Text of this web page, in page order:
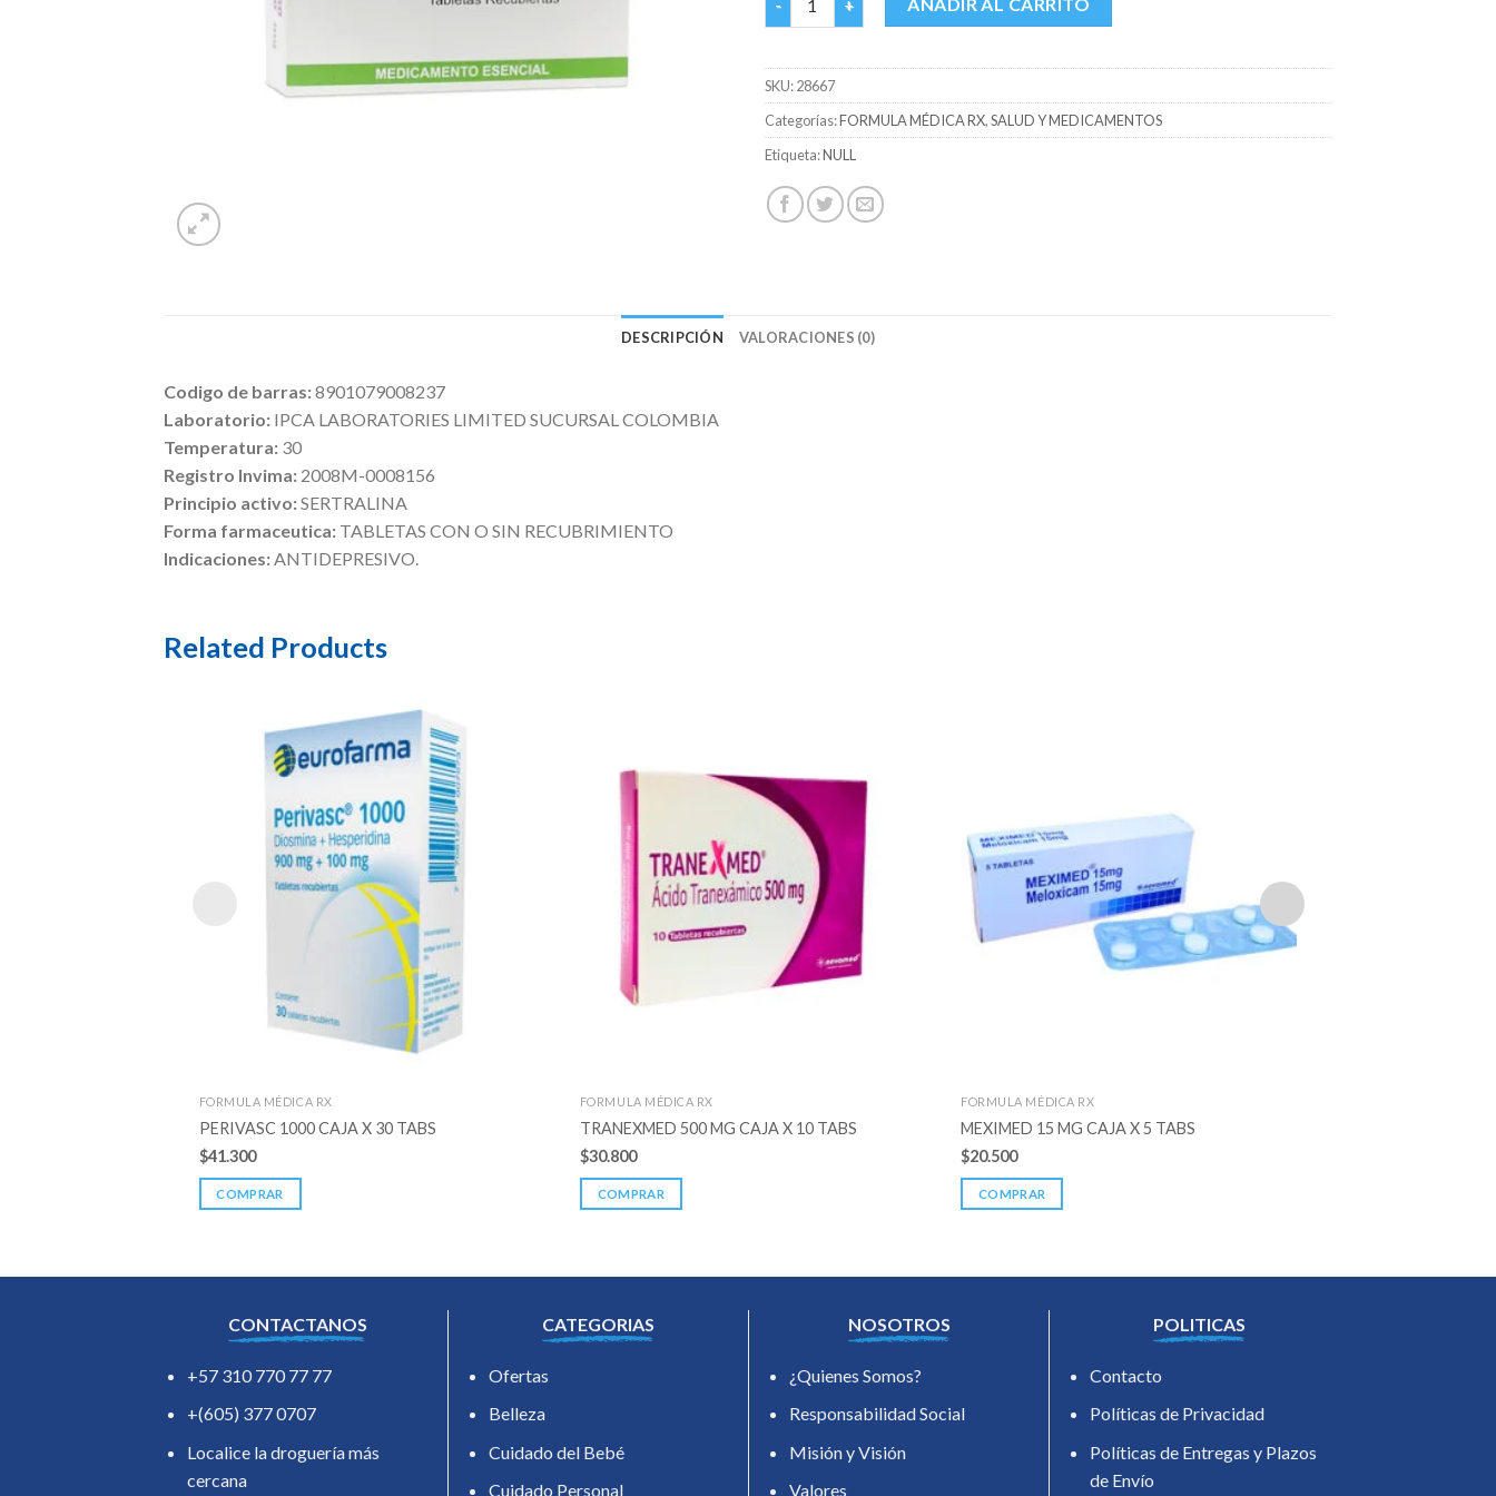
AÑADIR AL CARRITO
SKU:28667
Categorías:FORMULA MÉDICA RX,SALUD Y MEDICAMENTOS
Etiqueta:NULL
DESCRIPCIÓN VALORACIONES (0)
Codigo de barras:8901079008237
Laboratorio: IPCA LABORATORIES LIMITED SUCURSAL COLOMBIA
Temperatura: 30
Registro Invima: 2008M-0008156
Principio activo:SERTRALINA
Forma farmaceutica: TABLETAS CON O SIN RECUBRIMIENTO
Indicaciones:ANTIDEPRESIVO.
Related Products
FORMULA MÉDICA RX
PERIVASC 1000 CAJA X 30 TABS
$41.300
COMPRAR
FORMULA MÉDICA RX
TRANEXMED 500 MG CAJA X 10 TABS
$30.800
COMPRAR
FORMULA MÉDICA RX
MEXIMED 15 MG CAJA X 5 TABS
$20.500
COMPRAR
CONTACTANOS
+57 310 770 77 77
+(605) 377 0707
Localice la droguería más
cercana
CATEGORIAS
Ofertas
Belleza
Cuidado del Bebé
Cuidado Personal
NOSOTROS
¿Quienes Somos?
Responsabilidad Social
Misión y Visión
Valores
POLITICAS
Contacto
Políticas de Privacidad
Políticas de Entregas y Plazos
de Envío